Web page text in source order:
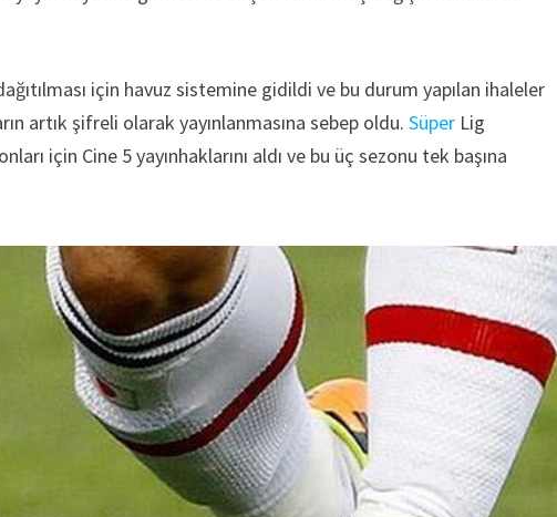
için havuz sistemine gidildi ve bu durum yapılan ihaleler
artık şifreli olarak yayınlanmasına sebep oldu.Süper Lig
için Cine 5 yayınhaklarını aldı ve bu üç sezonu tek başına